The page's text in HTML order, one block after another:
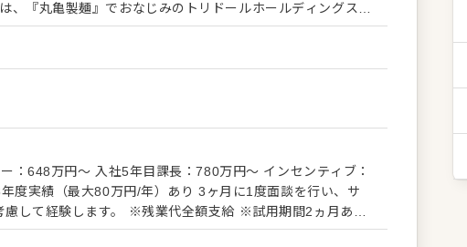
、『丸亀製麺』でおなじみのトリドールホールディングスの
もと、安定して長く活躍できますよ。飲食経験があれば早
なく、
る研修店にでラーメンを実際に作るトレーニングを行いま
安心です。平均年齢33歳。20代の店長やマネージャーもい
いう声も多数。面倒見のいい先輩が多く「とにかく仕事は
ーテイク、
り、提供 ・予約管理、電話対応 ・仕込みから盛り付けま
・アルバイトスタッフの教育 など 入社後はスキルに
、徐々に仕事の幅を広げていきましょう。経験が浅い方も
：648万円～ 入社5年目課長：780万円～ インセンティブ：
度実績（最大80万円/年）あり 3ヶ月に1度面談を行い、サ
代全額支給 ※試用期間2ヵ月あり